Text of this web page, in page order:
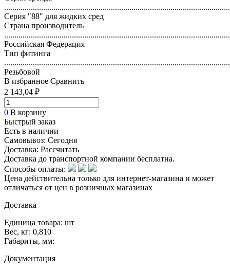
Серия "88" для жидких сред
Страна производитель
Российская Федерация
Тип фитинга
Резьбовой
В избранное Сравнить
2 143,04 ₽
0 В корзину
Быстрый заказ
Есть в наличии
Самовывоз: Сегодня
Доставка: Рассчитать
Доставка до транспортной компании бесплатна.
Способы оплаты:
Цена действительна только для интернет-магазина и может
отличаться от цен в розничных магазинах
Доставка
Единица товара: шт
Вес, кг: 0,810
Габариты, мм:
Документация